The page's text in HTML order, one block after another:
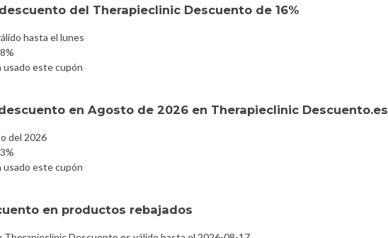
del Therapieclinic Descuento de 16%
hasta el lunes
usado este cupón
en Agosto de 2026 en Therapieclinic Descuento.es
del 2026
usado este cupón
en productos rebajados